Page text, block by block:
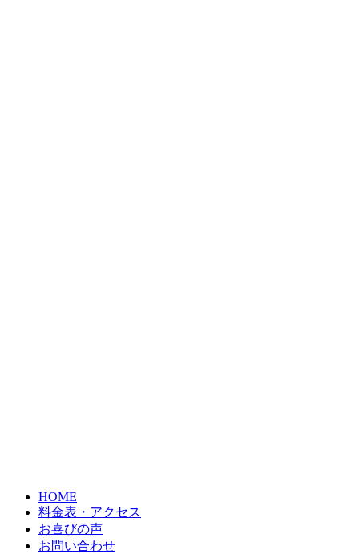
HOME
料金表・アクセス
お喜びの声
お問い合わせ